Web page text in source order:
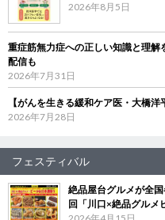
2026年8月5日
重症筋無力症への正しい知識と理
配信も
2026年7月31日
【がんを生きる緩和ケア医・大橋
2026年7月28日
フェスティバル
絶品屋台グルメが全
回「川口×絶品グルメ